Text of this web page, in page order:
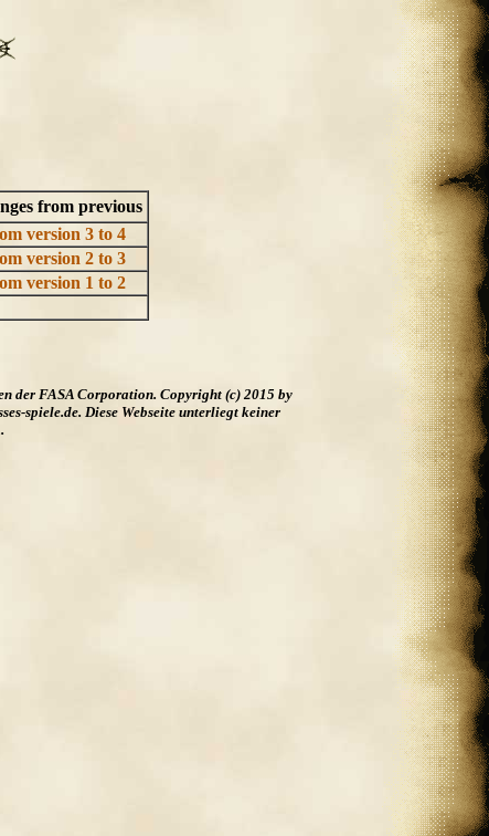
from previous
version 3 to 4
version 2 to 3
version 1 to 2
der FASA Corporation. Copyright (c) 2015 by
spiele.de. Diese Webseite unterliegt keiner